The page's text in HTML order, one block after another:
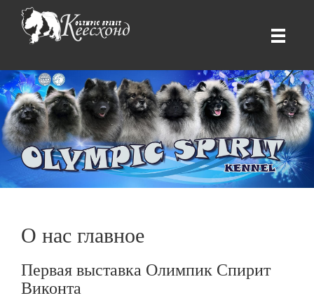
О нас главное
Первая выставка Олимпик Спирит
Виконта